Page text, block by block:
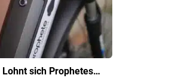
sich Prophetes…